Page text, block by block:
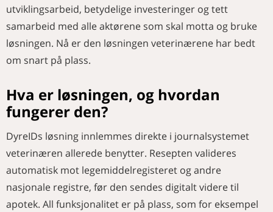
utviklingsarbeid, betydelige investeringer og tett
samarbeid med alle aktørene som skal motta og bruke
løsningen. Nå er den løsningen veterinærene har bedt
om snart på plass.
Hva er løsningen, og hvordan
fungerer den?
DyreIDs løsning innlemmes direkte i journalsystemet
veterinæren allerede benytter. Resepten valideres
automatisk mot legemiddelregisteret og andre
nasjonale registre, før den sendes digitalt videre til
apotek. All funksjonalitet er på plass, som for eksempel